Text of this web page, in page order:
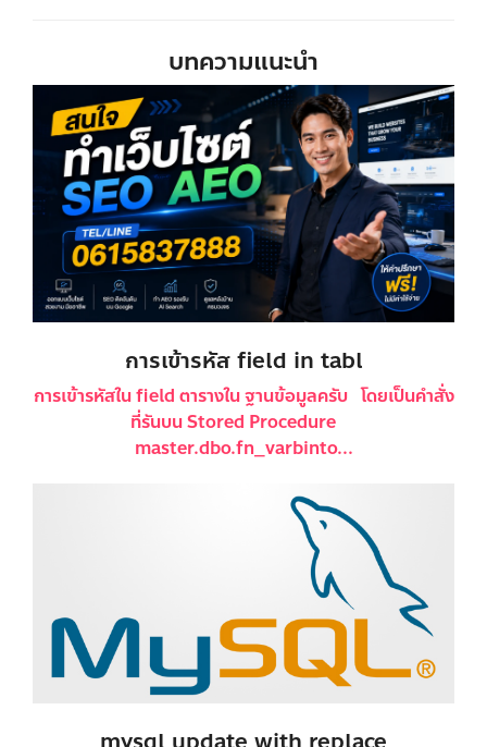
บทความแนะนำ
การเข้ารหัส field in tabl
การเข้ารหัสใน field ตารางใน ฐานข้อมูลครับ โดยเป็นคำสั่ง
ที่รันบน Stored Procedure
master.dbo.fn_varbinto...